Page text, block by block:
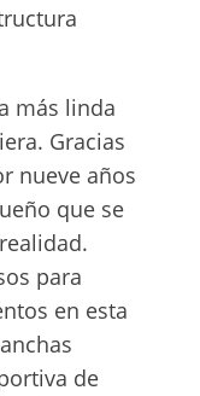
más linda
Gracias
nueve años
que se
para
en esta
de